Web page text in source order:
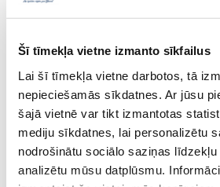
Šī tīmekļa vietne izmanto sīkfailus
Lai šī tīmekļa vietne darbotos, tā
nepieciešamās sīkdatnes. Ar jūsu
šajā vietnē var tikt izmantotas
mediju sīkdatnes, lai personalizētu
nodrošinātu sociālo saziņas
analizētu mūsu datplūsmu.
5.29 €
Pirkt
Page 1 of 10
Saules aizsardzībai